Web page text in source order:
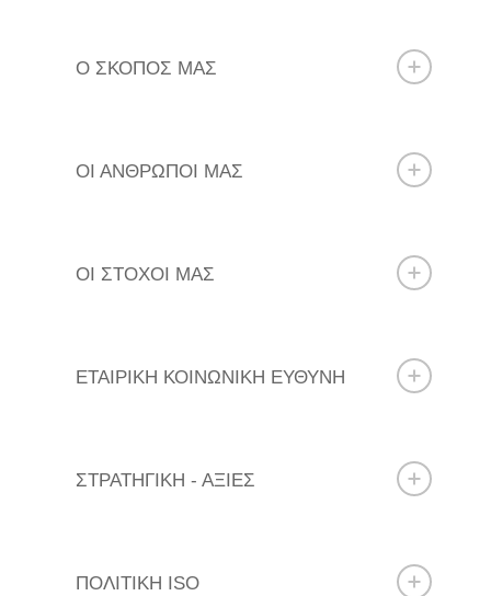
Ο ΣΚΟΠΟΣ ΜΑΣ
ΟΙ ΑΝΘΡΩΠΟΙ ΜΑΣ
ΟΙ ΣΤΟΧΟΙ ΜΑΣ
ΕΤΑΙΡΙΚΗ ΚΟΙΝΩΝΙΚΗ ΕΥΘΥΝΗ
ΣΤΡΑΤΗΓΙΚΗ - ΑΞΙΕΣ
ΠΟΛΙΤΙΚΗ ISO